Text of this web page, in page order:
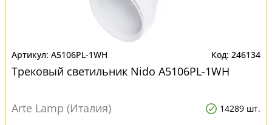
A5106PL-1WH 246134
Трековый светильник Nido A5106PL-1WH
Arte Lamp (Италия) 14289 шт.